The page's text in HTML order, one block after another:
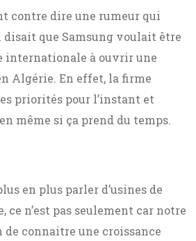
contre dire une rumeur qui
que Samsung voulait être
internationale à ouvrir une
Algérie. En effet, la firme
priorités pour l’instant et
même si ça prend du temps.
en plus parler d’usines de
ce n’est pas seulement car notre
connaitre une croissance